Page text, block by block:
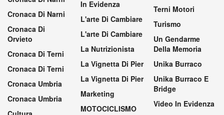
Cronaca Di Narni
Cronaca Di
Orvieto
Cronaca Di Terni
Cronaca Di Terni
Cronaca Umbria
Cronaca Umbria
In Evidenza
L'arte Di Cambiare
L'arte Di Cambiare
La Nutrizionista
La Vignetta Di Pier
La Vignetta Di Pier
Marketing
MOTOCICLISMO
Terni Motori
Turismo
Un Gendarme
Della Memoria
Unika Burraco
Unika Burraco E
Bridge
Video In Evidenza